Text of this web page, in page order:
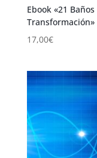
Ebook «21
17,00€